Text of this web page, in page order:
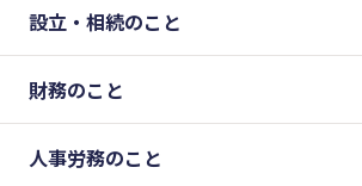
設立・相続のこと
財務のこと
人事労務のこと